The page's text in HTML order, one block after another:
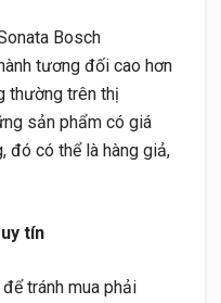
Bosch
tương đối cao hơn
thường trên thị
sản phẩm có giá
đó có thể là hàng giả,
tín
tránh mua phải